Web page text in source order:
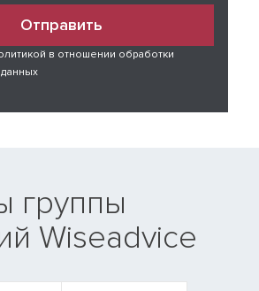
Отправить
в отношении обработки
группы
Wiseadvice